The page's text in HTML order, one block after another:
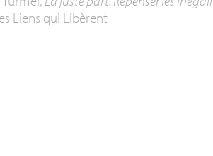
Liens qui Libèrent